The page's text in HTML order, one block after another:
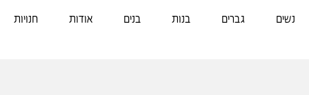
נשים גברים בנות בנים אודות חנויות